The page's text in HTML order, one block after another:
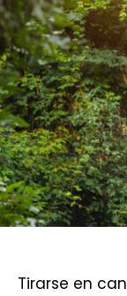
Tirarse en